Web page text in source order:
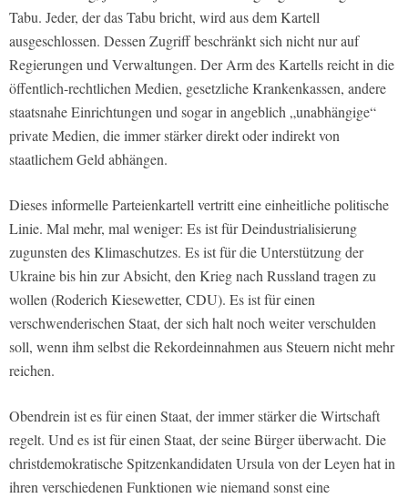
Tabu. Jeder, der das Tabu bricht, wird aus dem Kartell
ausgeschlossen. Dessen Zugriff beschränkt sich nicht nur auf
Regierungen und Verwaltungen. Der Arm des Kartells reicht in die
öffentlich-rechtlichen Medien, gesetzliche Krankenkassen, andere
staatsnahe Einrichtungen und sogar in angeblich „unabhängige“
private Medien, die immer stärker direkt oder indirekt von
staatlichem Geld abhängen.
Dieses informelle Parteienkartell vertritt eine einheitliche politische
Linie. Mal mehr, mal weniger: Es ist für Deindustrialisierung
zugunsten des Klimaschutzes. Es ist für die Unterstützung der
Ukraine bis hin zur Absicht, den Krieg nach Russland tragen zu
wollen (Roderich Kiesewetter, CDU). Es ist für einen
verschwenderischen Staat, der sich halt noch weiter verschulden
soll, wenn ihm selbst die Rekordeinnahmen aus Steuern nicht mehr
reichen.
Obendrein ist es für einen Staat, der immer stärker die Wirtschaft
regelt. Und es ist für einen Staat, der seine Bürger überwacht. Die
christdemokratische Spitzenkandidaten Ursula von der Leyen hat in
ihren verschiedenen Funktionen wie niemand sonst eine